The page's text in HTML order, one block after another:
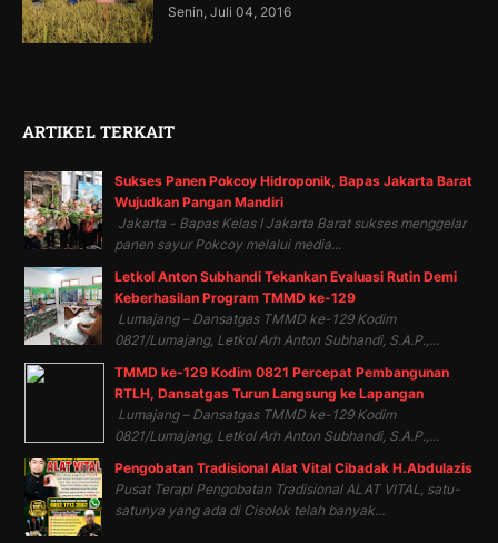
Senin, Juli 04, 2016
ARTIKEL TERKAIT
Sukses Panen Pokcoy Hidroponik, Bapas Jakarta Barat
Wujudkan Pangan Mandiri
Jakarta - Bapas Kelas I Jakarta Barat sukses menggelar
panen sayur Pokcoy melalui media...
Letkol Anton Subhandi Tekankan Evaluasi Rutin Demi
Keberhasilan Program TMMD ke-129
Lumajang – Dansatgas TMMD ke-129 Kodim
0821/Lumajang, Letkol Arh Anton Subhandi, S.A.P.,...
TMMD ke-129 Kodim 0821 Percepat Pembangunan
RTLH, Dansatgas Turun Langsung ke Lapangan
Lumajang – Dansatgas TMMD ke-129 Kodim
0821/Lumajang, Letkol Arh Anton Subhandi, S.A.P.,...
Pengobatan Tradisional Alat Vital Cibadak H.Abdulazis
Pusat Terapi Pengobatan Tradisional ALAT VITAL, satu-
satunya yang ada di Cisolok telah banyak...